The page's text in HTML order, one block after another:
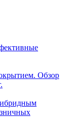
Обзор